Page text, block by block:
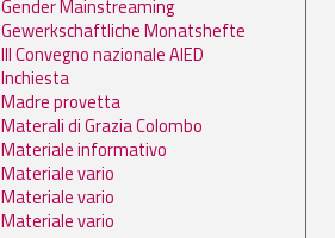
Gender Mainstreaming
Gewerkschaftliche Monatshefte
III Convegno nazionale AIED
Inchiesta
Madre provetta
Materali di Grazia Colombo
Materiale informativo
Materiale vario
Materiale vario
Materiale vario